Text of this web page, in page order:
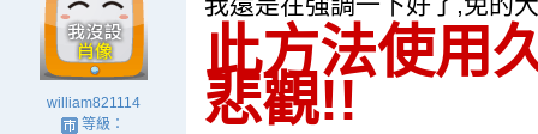
william821114
等級：
此方法使用
悲觀!!